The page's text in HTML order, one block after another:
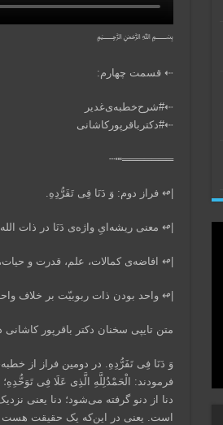
﷽
⇠ قسمت چهارم:
⇠#شرح‌خطبه‌ی‌غدیر
⇠#دکتر‌باقر‌پورکاشانی
═══════┅┄‌
|↫ فراز دوم: وَ دَنَا فِی‏ تَفَرُّدِهِ‌‏.
|↫ معنی ریشه‌ایِ واژه‌ی دَنَا در ذات
|↫ افاضه‌ی کمالات، علم، قدرت و
|↫ واحد بودن ذات ربوبیّت بر خلاف
متن تایپی سخنان دکتر باقرپور کاشانی
وَ دَنَا فِی تَفَرُّدِهِ. در دومین فراز از
فرمودند: الْحَمْدُلِلَّهِ الَّذِی عَلَا فِی‏
دنا از دنو گرفته می‌شود؛ دنا یعنی
است. یعنی در این‌که یک حقیقت هست و